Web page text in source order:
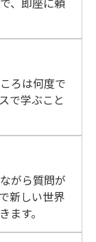
ろは何度で
で学ぶこと
がら質問が
新しい世界
す。